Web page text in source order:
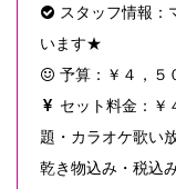
スタッフ情報：
います★
予算：￥４，５
セット料金：￥
題・カラオケ歌い
乾き物込み・税込